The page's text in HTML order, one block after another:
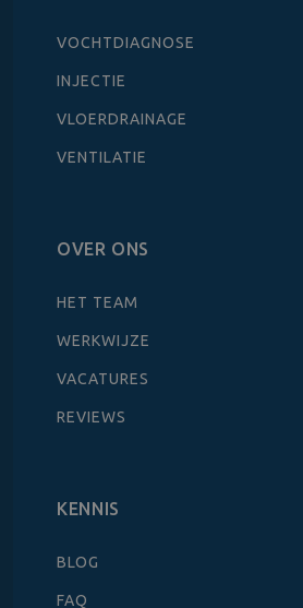
VOCHTDIAGNOSE
INJECTIE
VLOERDRAINAGE
VENTILATIE
OVER ONS
HET TEAM
WERKWIJZE
VACATURES
REVIEWS
KENNIS
BLOG
FAQ